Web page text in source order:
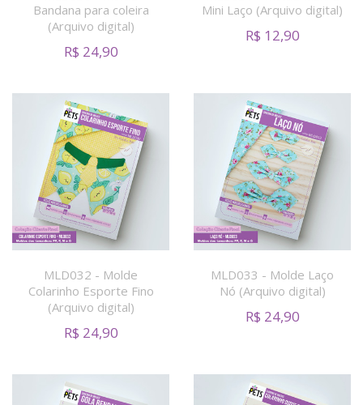
Bandana para coleira
(Arquivo digital)
R$ 24,90
Mini Laço (Arquivo digital)
R$ 12,90
MLD032 - Molde
Colarinho Esporte Fino
(Arquivo digital)
R$ 24,90
MLD033 - Molde Laço
Nó (Arquivo digital)
R$ 24,90